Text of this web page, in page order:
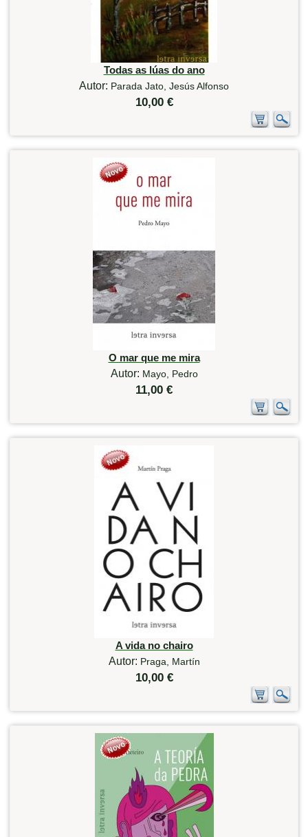
Todas as lúas do ano
Autor: Parada Jato, Jesús Alfonso
10,00 €
O mar que me mira
Autor: Mayo, Pedro
11,00 €
A vida no chairo
Autor: Praga, Martín
10,00 €